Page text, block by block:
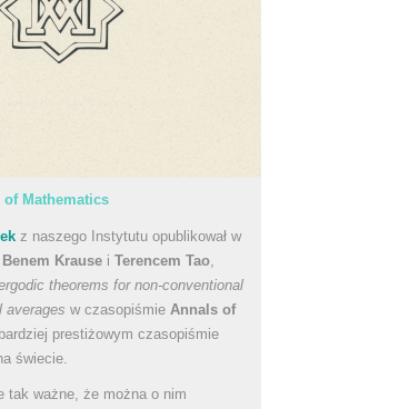
of Mathematics
z naszego Instytutu opublikował w
Benem Krause i Terencem Tao
theorems for non-conventional
averages w czasopiśmie Annals of
prestiżowym czasopiśmie
świecie.
tak ważne, że można o nim